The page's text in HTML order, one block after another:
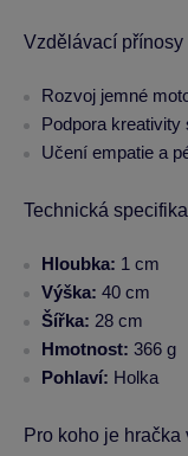
Vzdělávací přínosy
Rozvoj jemné
Podpora
Učení empatie a
Technická
Hloubka: 1 cm
Výška: 40 cm
Šířka: 28 cm
Hmotnost: 366 g
Pohlaví: Holka
Pro koho je hračka